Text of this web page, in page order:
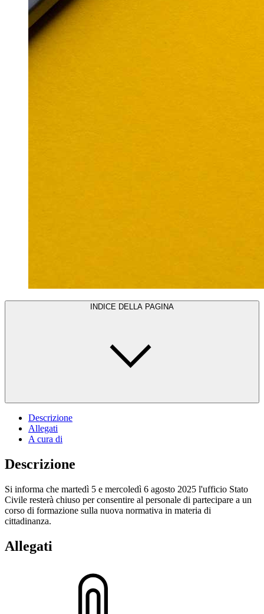
INDICE DELLA PAGINA
Descrizione
Allegati
A cura di
Descrizione
Si informa che martedì 5 e mercoledì 6 agosto 2025 l'ufficio Stato
Civile resterà chiuso per consentire al personale di partecipare a un
corso di formazione sulla nuova normativa in materia di
cittadinanza.
Allegati